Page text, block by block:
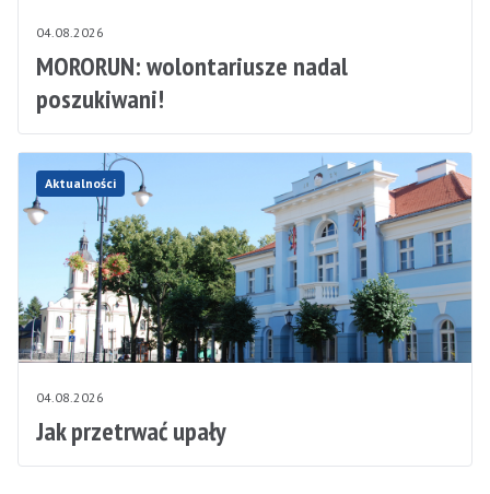
04.08.2026
MORORUN: wolontariusze nadal
poszukiwani!
Aktualności
04.08.2026
Jak przetrwać upały